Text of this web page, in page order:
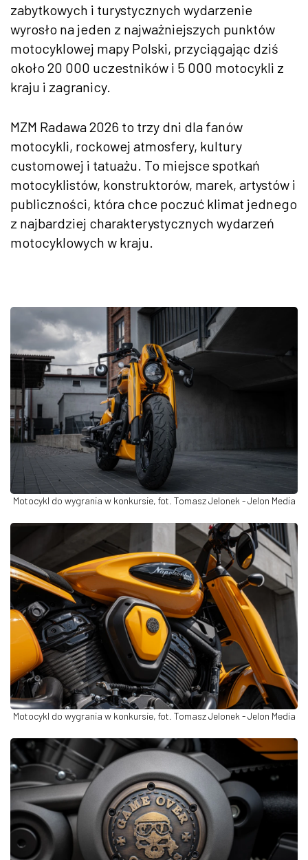
zabytkowych i turystycznych wydarzenie
wyrosło na jeden z najważniejszych punktów
motocyklowej mapy Polski, przyciągając dziś
około 20 000 uczestników i 5 000 motocykli z
kraju i zagranicy.
MZM Radawa 2026 to trzy dni dla fanów
motocykli, rockowej atmosfery, kultury
customowej i tatuażu. To miejsce spotkań
motocyklistów, konstruktorów, marek, artystów i
publiczności, która chce poczuć klimat jednego
z najbardziej charakterystycznych wydarzeń
motocyklowych w kraju.
Motocykl do wygrania w konkursie, fot. Tomasz Jelonek - Jelon Media
Motocykl do wygrania w konkursie, fot. Tomasz Jelonek - Jelon Media